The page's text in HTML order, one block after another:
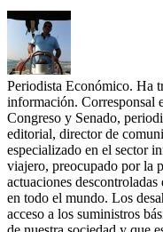
Periodista Económico. Ha
información. Corresponsal
Congreso y Senado,
editorial, director de
especializado en el sector
viajero, preocupado por la
actuaciones
en todo el mundo. Los
acceso a los suministros